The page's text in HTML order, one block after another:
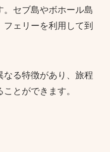
セブ島やボホール島
ェリーを利用して到
なる特徴があり、旅程
とができます。